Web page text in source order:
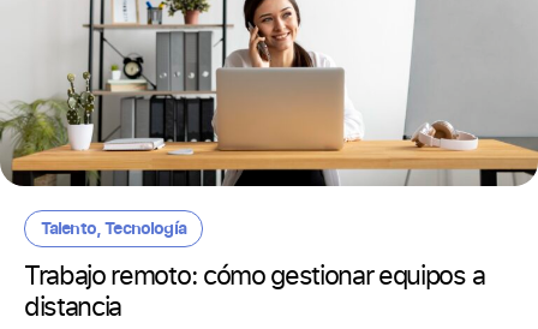
Talento,Tecnología
Trabajo remoto: cómo gestionar equipos a
distancia